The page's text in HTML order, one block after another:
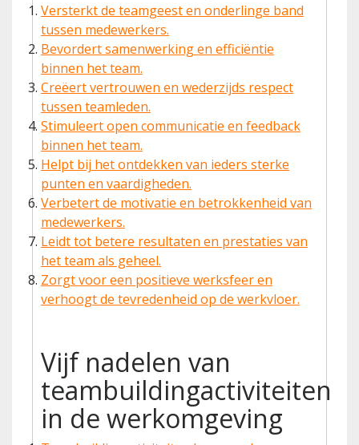
Versterkt de teamgeest en onderlinge band
tussen medewerkers.
Bevordert samenwerking en efficiëntie
binnen het team.
Creëert vertrouwen en wederzijds respect
tussen teamleden.
Stimuleert open communicatie en feedback
binnen het team.
Helpt bij het ontdekken van ieders sterke
punten en vaardigheden.
Verbetert de motivatie en betrokkenheid van
medewerkers.
Leidt tot betere resultaten en prestaties van
het team als geheel.
Zorgt voor een positieve werksfeer en
verhoogt de tevredenheid op de werkvloer.
Vijf nadelen van
teambuildingactiviteiten
in de werkomgeving